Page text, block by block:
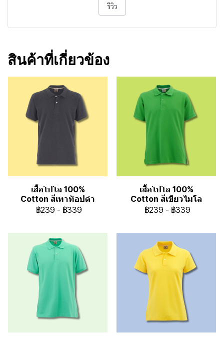
รีวิว
สินค้าที่เกี่ยวข้อง
เสื้อโปโล 100%
Cotton สีเทาท็อปดำ
฿239 - ฿339
เสื้อโปโล 100%
Cotton สีเขียวไมโล
฿239 - ฿339